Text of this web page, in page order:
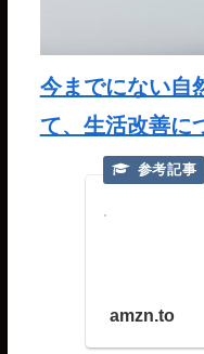
今までにない自
て、生活改善に
amzn.to